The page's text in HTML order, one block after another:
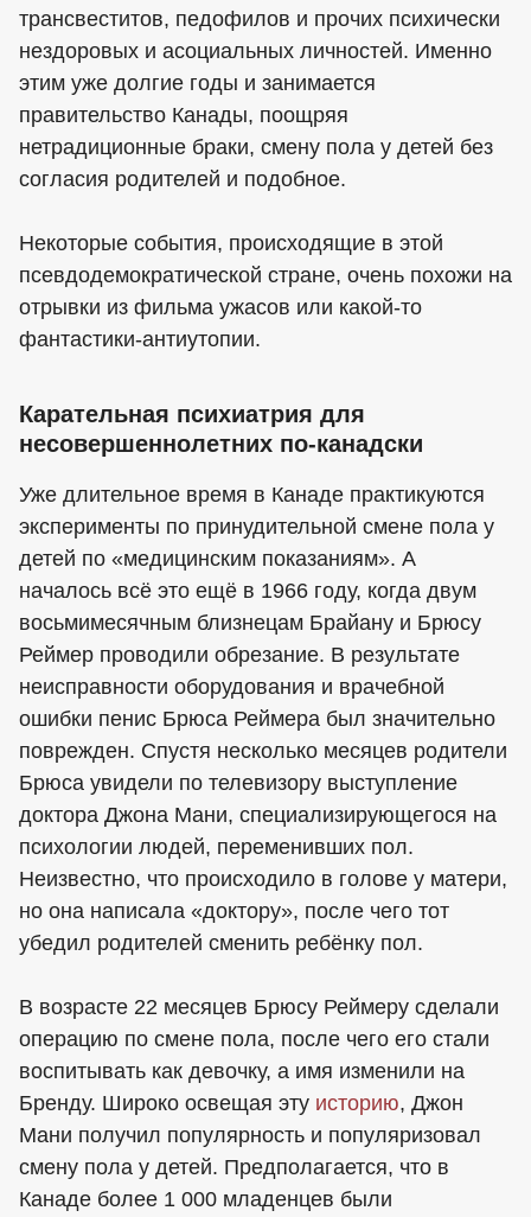
трансвеститов, педофилов и прочих психически
нездоровых и асоциальных личностей. Именно
этим уже долгие годы и занимается
правительство Канады, поощряя
нетрадиционные браки, смену пола у детей без
согласия родителей и подобное.
Некоторые события, происходящие в этой
псевдодемократической стране, очень похожи на
отрывки из фильма ужасов или какой-то
фантастики-антиутопии.
Карательная психиатрия для
несовершеннолетних по-канадски
Уже длительное время в Канаде практикуются
эксперименты по принудительной смене пола у
детей по «медицинским показаниям». А
началось всё это ещё в 1966 году, когда двум
восьмимесячным близнецам Брайану и Брюсу
Реймер проводили обрезание. В результате
неисправности оборудования и врачебной
ошибки пенис Брюса Реймера был значительно
поврежден. Спустя несколько месяцев родители
Брюса увидели по телевизору выступление
доктора Джона Мани, специализирующегося на
психологии людей, переменивших пол.
Неизвестно, что происходило в голове у матери,
но она написала «доктору», после чего тот
убедил родителей сменить ребёнку пол.
В возрасте 22 месяцев Брюсу Реймеру сделали
операцию по смене пола, после чего его стали
воспитывать как девочку, а имя изменили на
Бренду. Широко освещая эту историю, Джон
Мани получил популярность и популяризовал
смену пола у детей. Предполагается, что в
Канаде более 1 000 младенцев были